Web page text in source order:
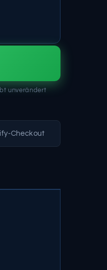
unverändert
Checkout